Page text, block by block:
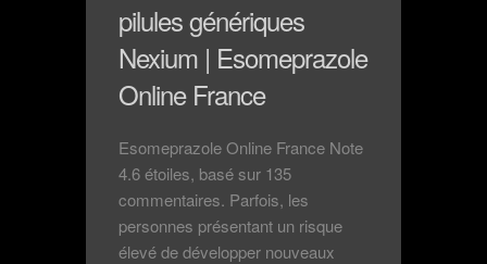
pilules génériques
Nexium | Esomeprazole
Online France
Esomeprazole Online France Note
4.6 étoiles, basé sur 135
commentaires. Parfois, les
personnes présentant un risque
élevé de développer nouveaux